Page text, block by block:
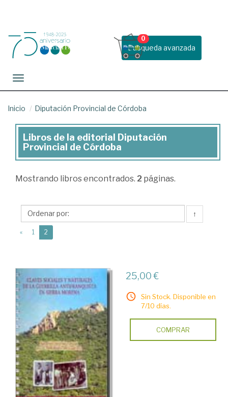
Busqueda avanzada
0
Toggle navigation
Inicio Diputación Provincial de Córdoba
Libros
de
la
Diputación
Provincial
de
Libros de la editorial Diputación
Provincial de Córdoba
Mostrando libros encontrados. 2 páginas.
↑
« 1 2
25,00 €
Sin Stock. Disponible en
7/10 días.
COMPRAR